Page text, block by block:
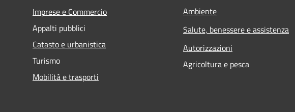
Imprese e Commercio
Appalti pubblici
Catasto e urbanistica
Turismo
Mobilità e trasporti
Ambiente
Salute, benessere e assistenza
Autorizzazioni
Agricoltura e pesca